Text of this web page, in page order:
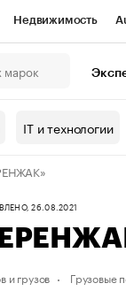
Недвижимость
контрагентов
IT и технологии
26.08.2021
и грузов Грузовые